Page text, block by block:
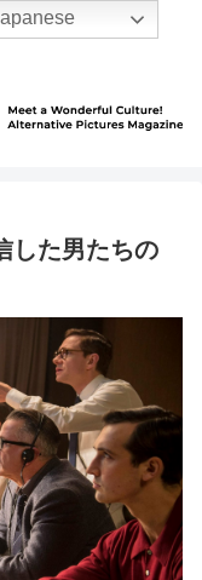
した男たちの